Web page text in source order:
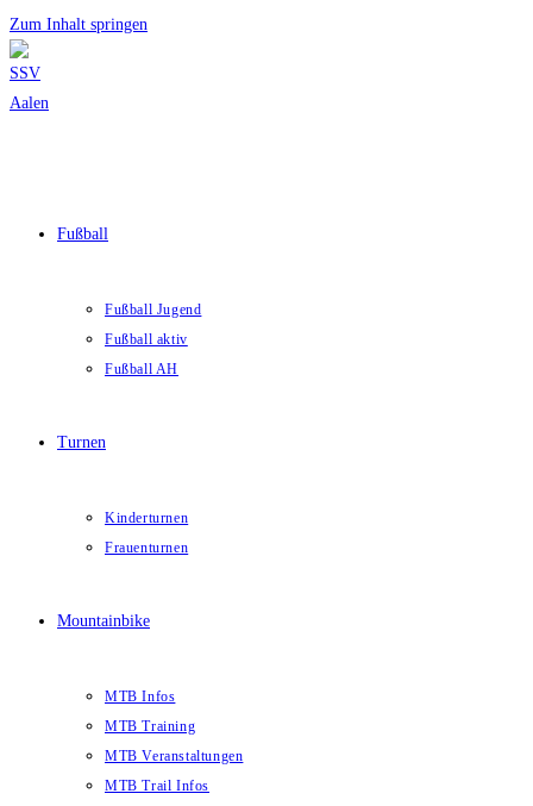
Zum Inhalt springen
Fußball
Fußball Jugend
Fußball aktiv
Fußball AH
Turnen
Kinderturnen
Frauenturnen
Mountainbike
MTB Infos
MTB Training
MTB Veranstaltungen
MTB Trail Infos